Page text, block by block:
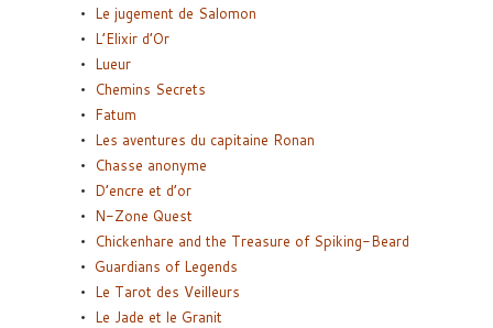
Le jugement de Salomon
L’Elixir d’Or
Lueur
Chemins Secrets
Fatum
Les aventures du capitaine Ronan
Chasse anonyme
D’encre et d’or
N-Zone Quest
Chickenhare and the Treasure of Spiking-Beard
Guardians of Legends
Le Tarot des Veilleurs
Le Jade et le Granit